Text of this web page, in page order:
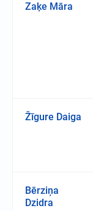
Zaķe Māra
Žīgure Daiga
Bērziņa
Dzidra